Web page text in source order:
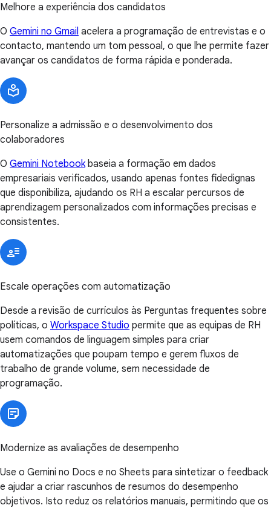
Melhore a experiência dos candidatos
O Gemini no Gmail acelera a programação de entrevistas e o
contacto, mantendo um tom pessoal, o que lhe permite fazer
avançar os candidatos de forma rápida e ponderada.
Personalize a admissão e o desenvolvimento dos
colaboradores
O Gemini Notebookbaseia a formação em dados
empresariais verificados, usando apenas fontes fidedignas
que disponibiliza, ajudando os RH a escalar percursos de
aprendizagem personalizados com informações precisas e
consistentes.
Escale operações com automatização
Desde a revisão de currículos às Perguntas frequentes sobre
políticas, o Workspace Studio permite que as equipas de RH
usem comandos de linguagem simples para criar
automatizações que poupam tempo e gerem fluxos de
trabalho de grande volume, sem necessidade de
programação.
Modernize as avaliações de desempenho
Use o Gemini no Docs e no Sheets para sintetizar o feedback
e ajudar a criar rascunhos de resumos do desempenho
objetivos. Isto reduz os relatórios manuais, permitindo que os